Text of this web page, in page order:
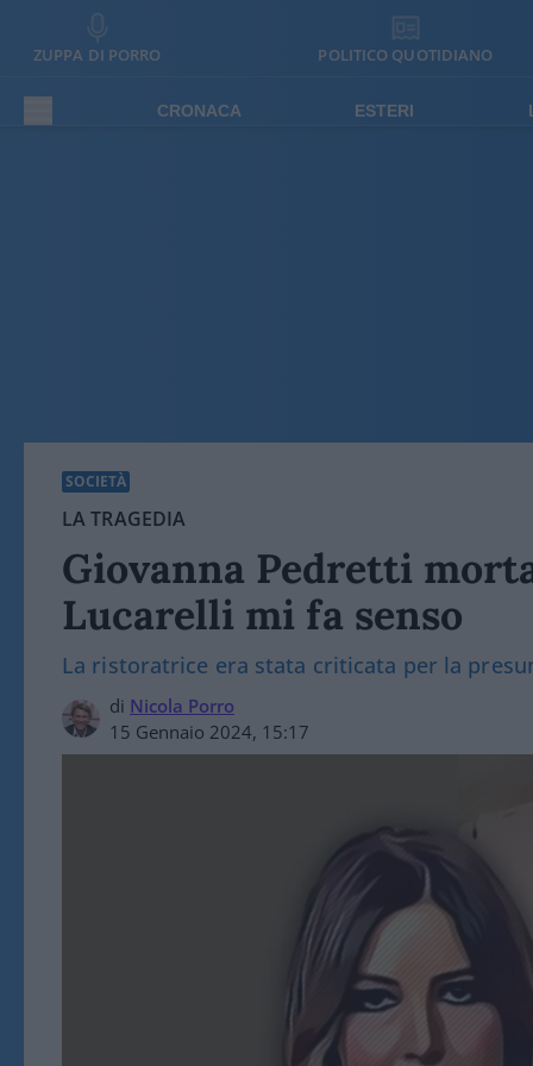
ZUPPA DI PORRO POLITICO QUOTIDIANO
CRONACA ESTERI
SOCIETÀ
LA TRAGEDIA
Giovanna Pedretti
Lucarelli mi fa senso
La ristoratrice era stata criticata per la
di Nicola Porro
15 Gennaio 2024, 15:17